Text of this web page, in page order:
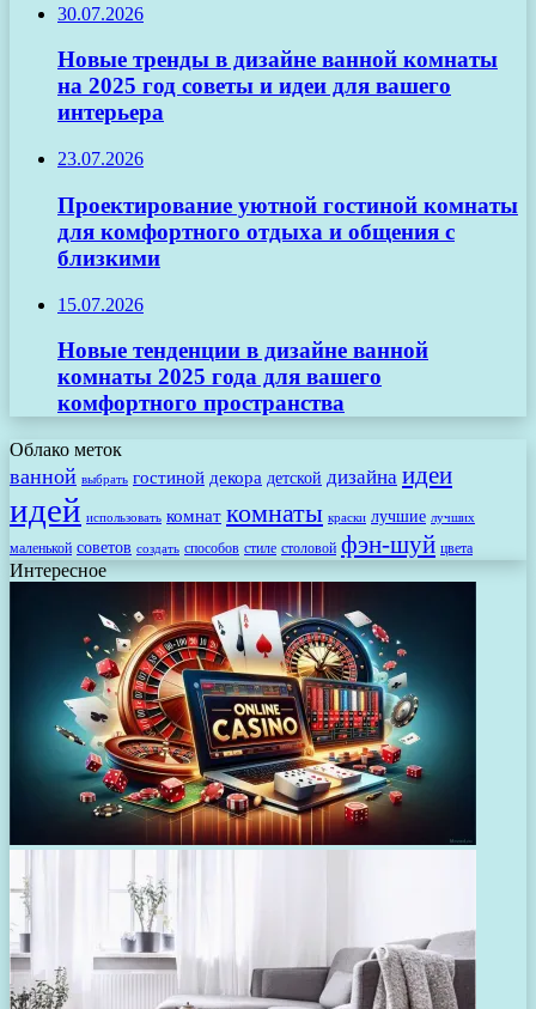
30.07.2026
Новые тренды в дизайне ванной комнаты
на 2025 год советы и идеи для вашего
интерьера
23.07.2026
Проектирование уютной гостиной комнаты
для комфортного отдыха и общения с
близкими
15.07.2026
Новые тенденции в дизайне ванной
комнаты 2025 года для вашего
комфортного пространства
Облако меток
ванной выбрать гостиной декора детской дизайна идеи
идей использовать комнат комнаты краски лучшие лучших
маленькой советов создать способов стиле столовой фэн-шуй цвета
Интересное